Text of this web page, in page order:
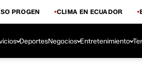
PROGEN CLIMA EN ECUADOR
DeportesNegocios Entretenimiento